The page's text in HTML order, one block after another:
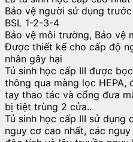
Bảo vệ người sử dụng
BSL 1-2-3-4
Bảo vệ môi trường, Bảo vệ
Được thiết kế cho cấp độ
nhân gây hại
Tủ sinh học cấp III được
thông qua màng lọc
tay thao tác và cổng đưa
bị tiệt trùng 2 cửa..
Tủ sinh học cấp III sử dụng
nguy cơ cao nhất, các